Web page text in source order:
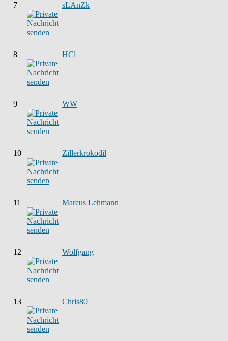
7 sLAnZk
8 HCl
9 WW
10 Zillerkrokodil
11 Marcus Lehmann
12 Wolfgang
13 Chris80